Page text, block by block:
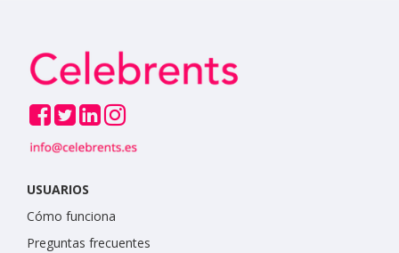
USUARIOS
Cómo funciona
Preguntas frecuentes